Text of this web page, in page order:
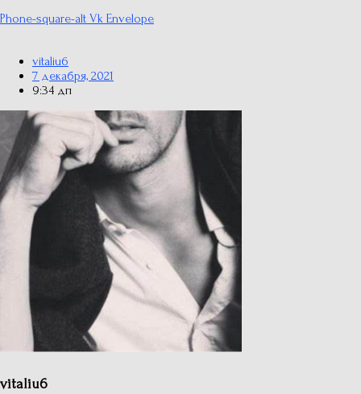
Phone-square-alt Vk Envelope
vitaliu6
7 декабря, 2021
9:34 дп
vitaliu6